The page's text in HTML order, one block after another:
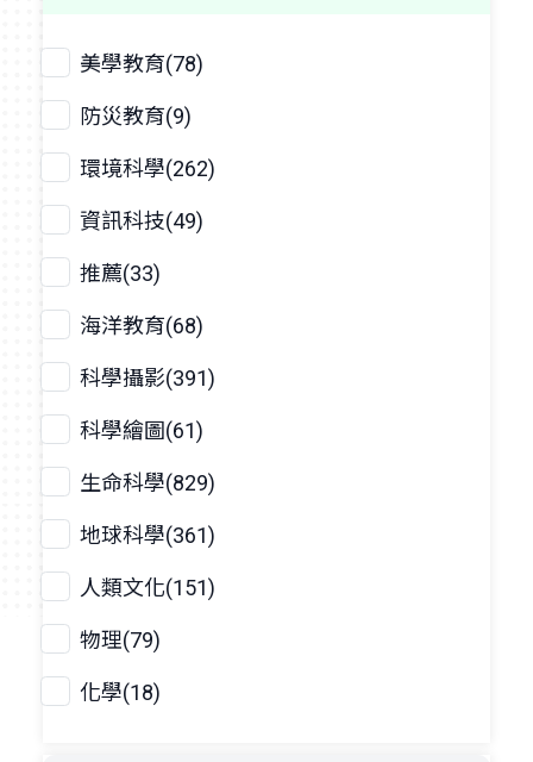
美學教育(78)
防災教育(9)
環境科學(262)
資訊科技(49)
推薦(33)
海洋教育(68)
科學攝影(391)
科學繪圖(61)
生命科學(829)
地球科學(361)
人類文化(151)
物理(79)
化學(18)